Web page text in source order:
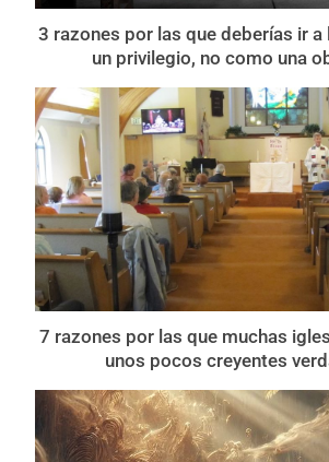
3 razones por las que deberías ir
un privilegio, no como una
7 razones por las que muchas
unos pocos creyentes